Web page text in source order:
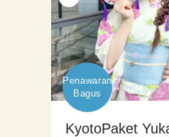
Penawaran
Bagus
KyotoPaket